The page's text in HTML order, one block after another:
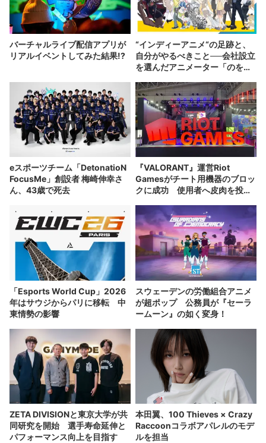
バーチャルライブ配信アプリが
リアルイベントしてみた結果!?
“インディーアニメ“の足跡と、
自分がやるべきこと──会社設立
を選んだアニメーター「のを
eスポーツチーム「DetonatioN
FocusMe」創設者 梅崎伸幸さ
ん、43歳で死去
『VALORANT』運営Riot
Gamesがチート用機器のブロッ
クに成功 使用者へ皮肉を投げ
「Esports World Cup」2026
年はサウジからパリに移転 中
東情勢の影響
スウェーデンの労働組合アニメ
が超ポップ 公務員が『セーラ
ームーン』の如く変身！
ZETA DIVISIONと東京大学が共
同研究を開始 選手寿命延伸と
パフォーマンス向上を目指す
本田翼、100 Thieves × Crazy
Raccoonコラボアパレルのモデ
ルを担当